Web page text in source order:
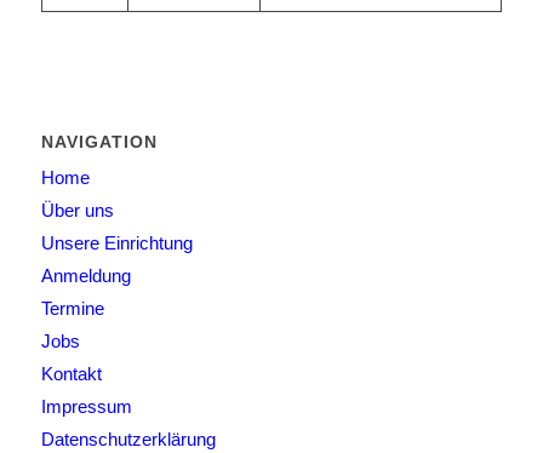
NAVIGATION
Home
Über uns
Unsere Einrichtung
Anmeldung
Termine
Jobs
Kontakt
Impressum
Datenschutzerklärung